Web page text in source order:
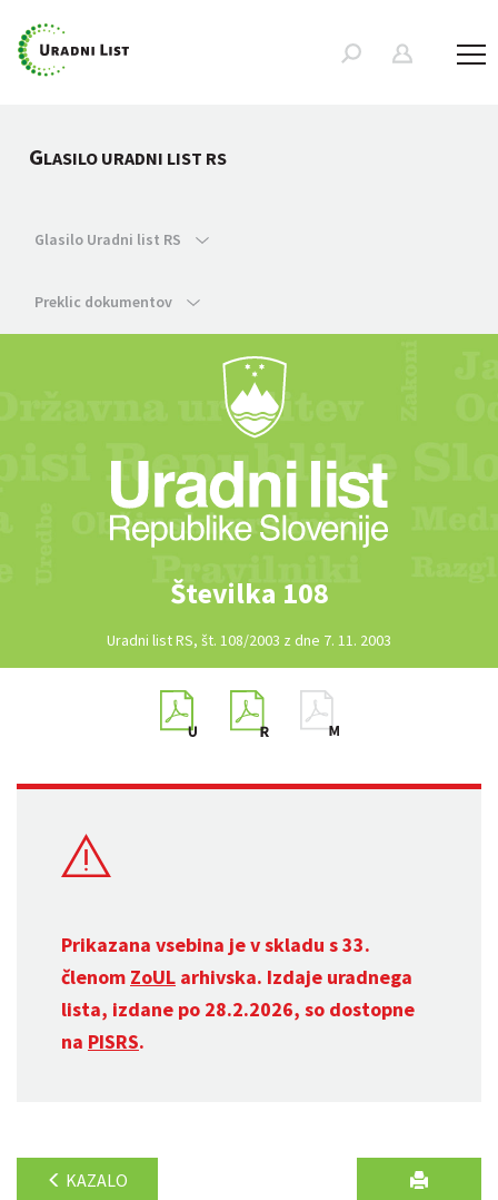
GLASILO URADNI LIST RS
Glasilo Uradni list RS
Preklic dokumentov
Številka 108
Uradni list RS, št. 108/2003 z dne 7. 11. 2003
Prikazana vsebina je v skladu s 33.
členom ZoUL arhivska. Izdaje uradnega
lista, izdane po 28.2.2026, so dostopne
na PISRS.
KAZALO